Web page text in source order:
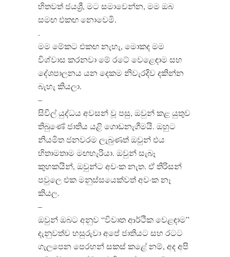
හිතවත් ජයශ්‍රී, මට සමාවෙන්න, මම ඔබ
සමඟ එකඟ නොවෙමි.
.
මම මේකට එකඟ නැහැ, මොකද මම
විශ්වාස කරනවා මේ රටේ වෙළෙඳාම සහ
දේශපාලනය යන දෙකම නිවැරදිව දකින්න
බැහැ කියලා.
–
සිවිල් යුද්ධය අවසන් වූ පසු, ඔවුන් කළ යුතුව
තිබුණේ ජාතිය යළි ගොඩනැගීමයි. ඔහුට
නියමිත ජනවරම ලැබුණත් ඔවුන් එය
හිතාමතාම මඟහැරියා. ඔවුන් සැබෑ
කුහකයින්, ඔවුන්ට අවංක නැත. ඒ තිරිසන්
පවුලෙ එක මනුස්සයෙක්වත් අවංක නෑ
කියල.
–
ඔවුන් ඔබට අනුව “විවෘත ආර්ථික වෙළඳාම”
දැනුවත්ව හසුරුවා අපේ ජාතියට සහ රටට
ගැලපෙන පෙරහන් සකස් කළේ නම්, අද අපි